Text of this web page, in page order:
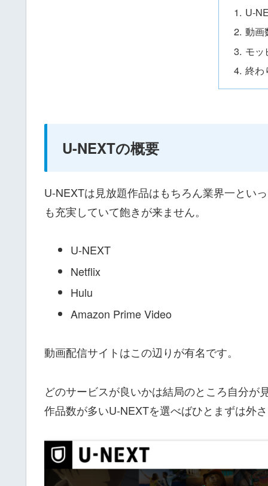
U-
動画
モッ
終わ
U-NEXTの概要
U-NEXTは見放題作品はもちろん業界一とい
も充実していて飽きが来ません。
U-NEXT
Netflix
Hulu
Amazon Prime Video
動画配信サイトはこの辺りが有名です。
どのサービスが良いかは結局のところ自分
作品数が多いU-NEXTを選べばひとまずは外